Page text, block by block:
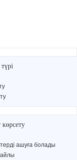
ашуға болады